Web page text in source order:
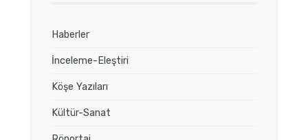
Haberler
İnceleme-Eleştiri
Köşe Yazıları
Kültür-Sanat